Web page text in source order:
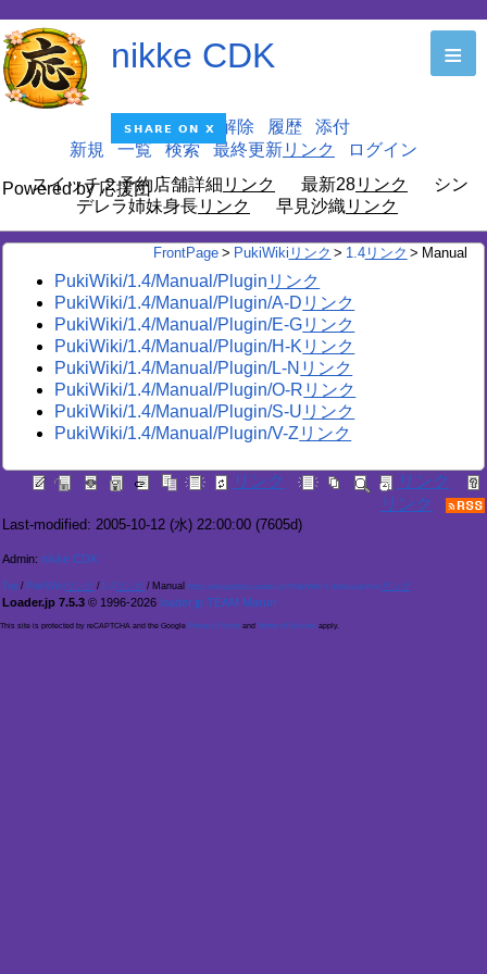
nikke CDK
Powered by 応援団
≡
編集 凍結解除 履歴
添付
新規
一覧 検索 最終更新
ログイン
スイッチ２予約店舗詳細
最新28
シン
デレラ姉妹身長
早見沙織
FrontPage > PukiWiki > 1.4 > Manual
PukiWiki/1.4/Manual/Plugin
PukiWiki/1.4/Manual/Plugin/A-D
PukiWiki/1.4/Manual/Plugin/E-G
PukiWiki/1.4/Manual/Plugin/H-K
PukiWiki/1.4/Manual/Plugin/L-N
PukiWiki/1.4/Manual/Plugin/O-R
PukiWiki/1.4/Manual/Plugin/S-U
PukiWiki/1.4/Manual/Plugin/V-Z
Last-modified: 2005-10-12 (水) 22:00:00 (7605d)
Admin: nikke CDK
Top / PukiWiki / 1.4 / Manual https://neogamma.loader.jp/?PukiWiki/1.4/Manual.html
Loader.jp 7.5.3 © 1996-2026 loader.jp TEAM Maruri
This site is protected by reCAPTCHA and the Google Privacy Policy and Terms of Service apply.